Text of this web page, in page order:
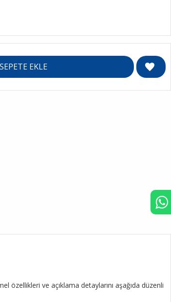
SEPETE EKLE
özellikleri ve açıklama detaylarını aşağıda düzenli